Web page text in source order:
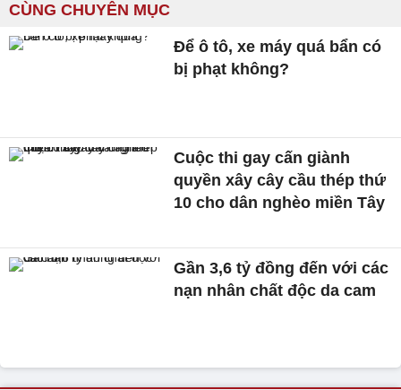
CÙNG CHUYÊN MỤC
Để ô tô, xe máy quá bẩn có
bị phạt không?
Cuộc thi gay cấn giành
quyền xây cây cầu thép thứ
10 cho dân nghèo miền Tây
Gần 3,6 tỷ đồng đến với các
nạn nhân chất độc da cam